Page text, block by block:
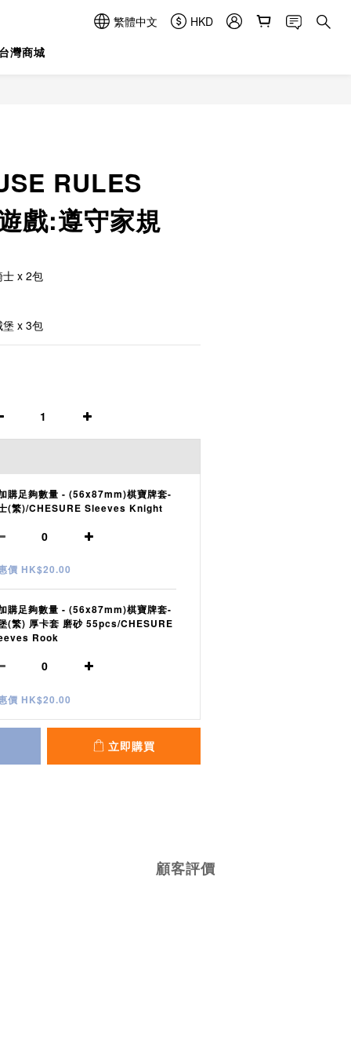
繁體中文
HKD
灣商城
RULES
戲:遵守家規
x 2包
x 3包
購足夠數量 - (56x87mm)棋寶牌套-
(繁)/CHESURE Sleeves Knight
價 HK$20.00
購足夠數量 - (56x87mm)棋寶牌套-
(繁) 厚卡套 磨砂 55pcs/CHESURE
Rook
價 HK$20.00
立即購買
顧客評價